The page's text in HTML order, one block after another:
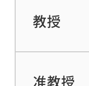
教授
准教授